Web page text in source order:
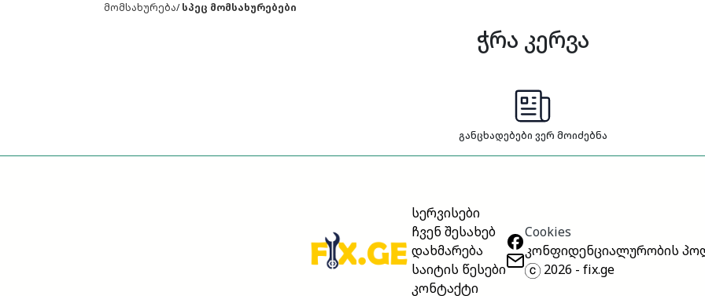
მომსახურება/სპეც მომსახურებები
ჭრა კერვა
განცხადებები ვერ მოიძებნა
სერვისები
ჩვენ შესახებ
დახმარება
საიტის წესები
კონტაქტი
Cookies
კონფიდენციალურობის
2026 - fix.ge